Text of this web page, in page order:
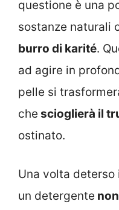
questione è una
sostanze naturali
burro di karité.
ad agire in
pelle si
che scioglierà il
ostinato.
Una volta
un detergente